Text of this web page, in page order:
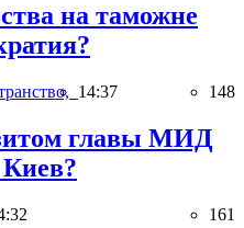
на таможне
14:37 148
главы МИД
161